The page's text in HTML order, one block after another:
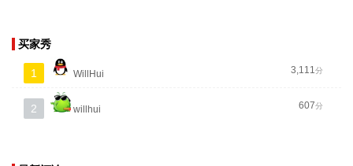
买家秀
1 WillHui 3,111分
2 willhui 607分